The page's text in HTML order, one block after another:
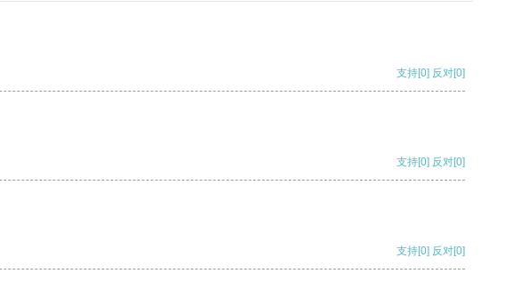
支持[0] 反对[0]
支持[0] 反对[0]
支持[0] 反对[0]